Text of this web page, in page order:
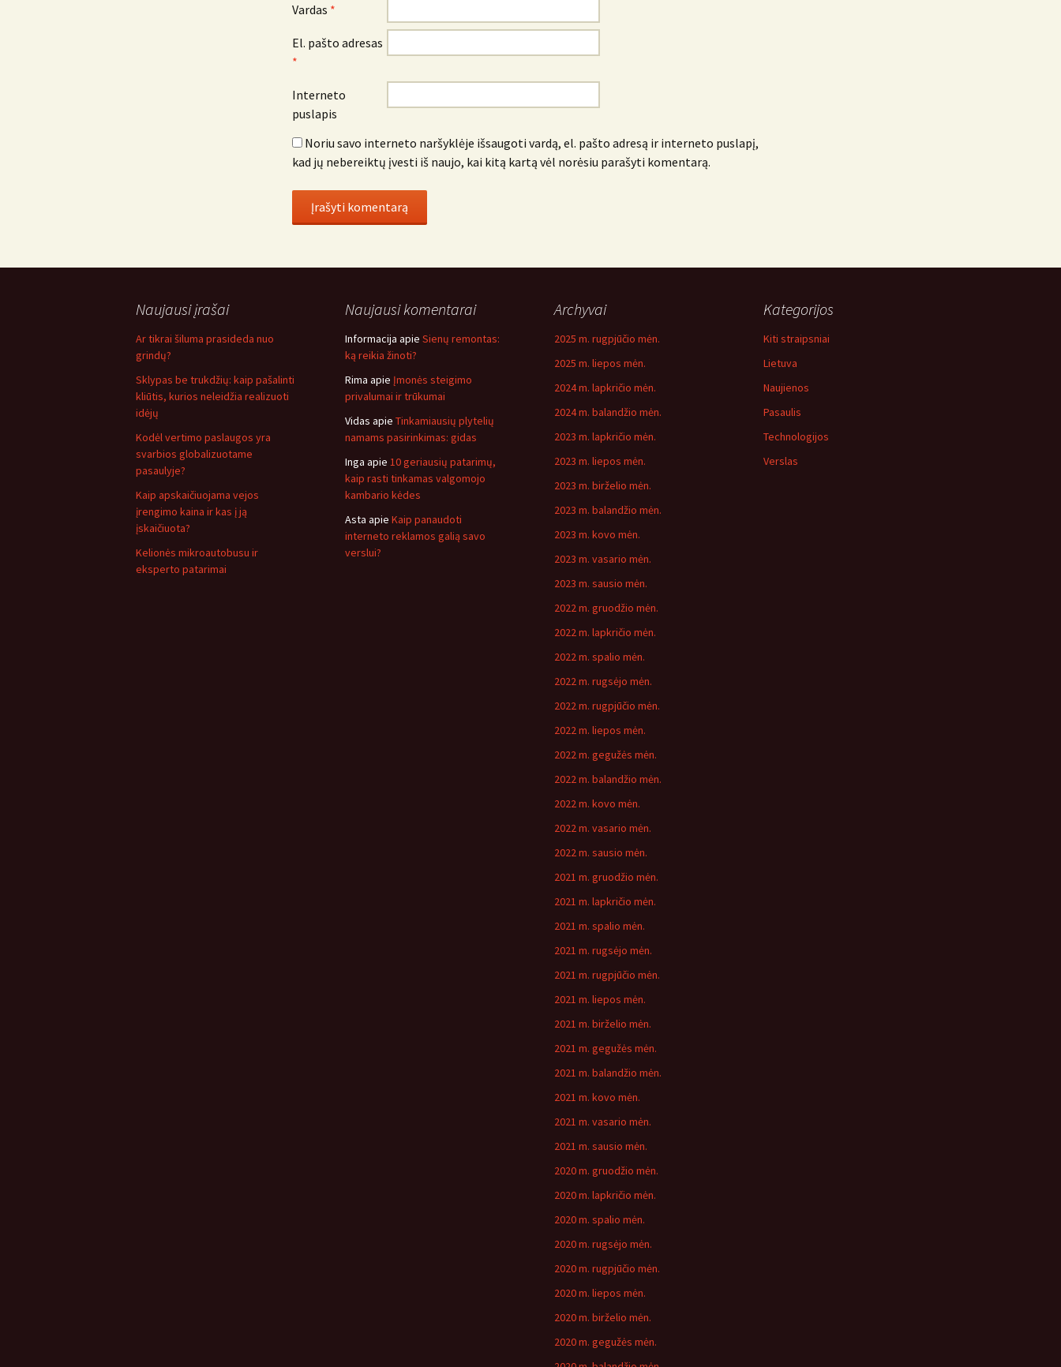
Vardas *
El. pašto adresas
*
Interneto
puslapis
Noriu savo interneto naršyklėje išsaugoti vardą, el. pašto adresą ir interneto puslapį,
kad jų nebereiktų įvesti iš naujo, kai kitą kartą vėl norėsiu parašyti komentarą.
Naujausi įrašai
Ar tikrai šiluma prasideda nuo
grindų?
Sklypas be trukdžių: kaip pašalinti
kliūtis, kurios neleidžia realizuoti
idėjų
Kodėl vertimo paslaugos yra
svarbios globalizuotame
pasaulyje?
Kaip apskaičiuojama vejos
įrengimo kaina ir kas į ją
įskaičiuota?
Kelionės mikroautobusu ir
eksperto patarimai
Naujausi komentarai
Informacija apie Sienų remontas:
ką reikia žinoti?
Rima apie Įmonės steigimo
privalumai ir trūkumai
Vidas apie Tinkamiausių plytelių
namams pasirinkimas: gidas
Inga apie 10 geriausių patarimų,
kaip rasti tinkamas valgomojo
kambario kėdes
Asta apie Kaip panaudoti
interneto reklamos galią savo
verslui?
Archyvai
2025 m. rugpjūčio mėn.
2025 m. liepos mėn.
2024 m. lapkričio mėn.
2024 m. balandžio mėn.
2023 m. lapkričio mėn.
2023 m. liepos mėn.
2023 m. birželio mėn.
2023 m. balandžio mėn.
2023 m. kovo mėn.
2023 m. vasario mėn.
2023 m. sausio mėn.
2022 m. gruodžio mėn.
2022 m. lapkričio mėn.
2022 m. spalio mėn.
2022 m. rugsėjo mėn.
2022 m. rugpjūčio mėn.
2022 m. liepos mėn.
2022 m. gegužės mėn.
2022 m. balandžio mėn.
2022 m. kovo mėn.
2022 m. vasario mėn.
2022 m. sausio mėn.
2021 m. gruodžio mėn.
2021 m. lapkričio mėn.
2021 m. spalio mėn.
2021 m. rugsėjo mėn.
2021 m. rugpjūčio mėn.
2021 m. liepos mėn.
2021 m. birželio mėn.
2021 m. gegužės mėn.
2021 m. balandžio mėn.
2021 m. kovo mėn.
2021 m. vasario mėn.
2021 m. sausio mėn.
2020 m. gruodžio mėn.
2020 m. lapkričio mėn.
2020 m. spalio mėn.
2020 m. rugsėjo mėn.
2020 m. rugpjūčio mėn.
2020 m. liepos mėn.
2020 m. birželio mėn.
2020 m. gegužės mėn.
Kategorijos
Kiti straipsniai
Lietuva
Naujienos
Pasaulis
Technologijos
Verslas